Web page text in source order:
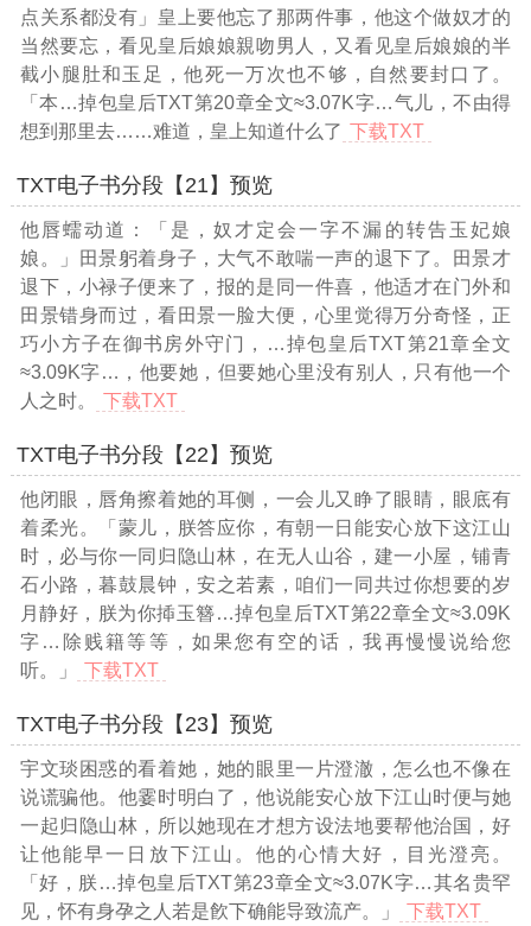
点关系都没有」皇上要他忘了那两件事，他这个做奴才的
当然要忘，看见皇后娘娘親吻男人，又看见皇后娘娘的半
截小腿肚和玉足，他死一万次也不够，自然要封口了。
「本 …掉包皇后TXT第20章全文≈3.07K字…气儿，不由得
想到那里去……难道，皇上知道什么了 下载TXT
TXT电子书分段【21】预览
他唇蠕动道：「是，奴才定会一字不漏的转告玉妃娘
娘。」田景躬着身子，大气不敢喘一声的退下了。田景才
退下，小禄子便来了，报的是同一件喜，他适才在门外和
田景错身而过，看田景一脸大便，心里觉得万分奇怪，正
巧小方子在御书房外守门，
…掉包皇后TXT第21章全文
≈3.09K字… ，他要她，但要她心里没有别人，只有他一个
人之时。
下载TXT
TXT电子书分段【22】预览
他闭眼，唇角擦着她的耳侧，一会儿又睁了眼睛，眼底有
着柔光。「蒙儿，朕答应你，有朝一日能安心放下这江山
时，必与你一同归隐山林，在无人山谷，建一小屋，铺青
石小路，暮鼓晨钟，安之若素，咱们一同共过你想要的岁
月静好，朕为你揷玉簪…掉包皇后TXT第22章全文≈3.09K
字… 除贱籍等等，如果您有空的话，我再慢慢说给您
听。」
下载TXT
TXT电子书分段【23】预览
宇文琰困惑的看着她，她的眼里一片澄澈，怎么也不像在
说谎骗他。他霎时明白了，他说能安心放下江山时便与她
一起归隐山林，所以她现在才想方设法地要帮他治国，好
让他能早一日放下江山。他的心情大好，目光澄亮。
「好，朕 …掉包皇后TXT第23章全文≈3.07K字…其名贵罕
见，怀有身孕之人若是飮下确能导致流产。」
下载TXT